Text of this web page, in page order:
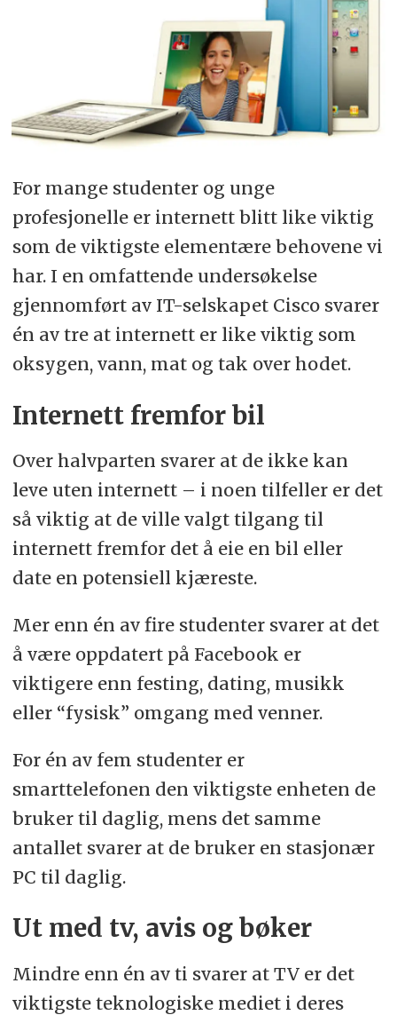
For mange studenter og unge
profesjonelle er internett blitt like viktig
som de viktigste elementære behovene vi
har. I en omfattende undersøkelse
gjennomført av IT-selskapet Cisco svarer
én av tre at internett er like viktig som
oksygen, vann, mat og tak over hodet.
Internett fremfor bil
Over halvparten svarer at de ikke kan
leve uten internett – i noen tilfeller er det
så viktig at de ville valgt tilgang til
internett fremfor det å eie en bil eller
date en potensiell kjæreste.
Mer enn én av fire studenter svarer at det
å være oppdatert på Facebook er
viktigere enn festing, dating, musikk
eller “fysisk” omgang med venner.
For én av fem studenter er
smarttelefonen den viktigste enheten de
bruker til daglig, mens det samme
antallet svarer at de bruker en stasjonær
PC til daglig.
Ut med tv, avis og bøker
Mindre enn én av ti svarer at TV er det
viktigste teknologiske mediet i deres